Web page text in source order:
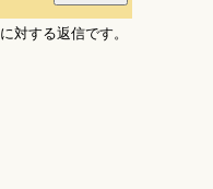
に対する返信です。